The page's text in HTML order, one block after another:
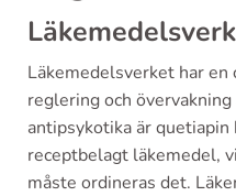
Läkemedelsverket har
reglering och
antipsykotika är
receptbelagt läkemedel,
måste ordineras det.